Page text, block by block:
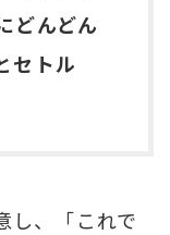
どんどん
セトル
し、「これで